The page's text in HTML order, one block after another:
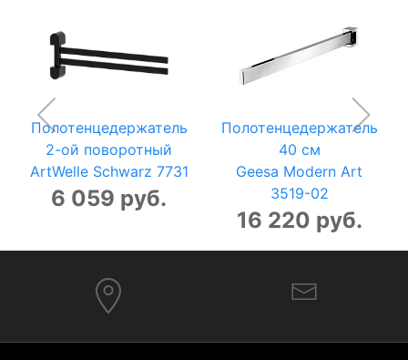
Полотенцедержатель
2-ой поворотный
ArtWelle Schwarz 7731
6 059 руб.
Полотенцедержатель
40 см
Geesa Modern Art
3519-02
16 220 руб.